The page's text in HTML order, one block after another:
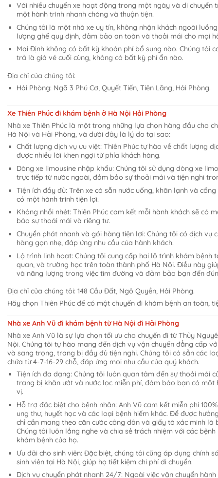
Với nhiều chuyến xe hoạt động trong một ngày và di chuyển
một hành trình nhanh chóng và thuận tiện.
Chúng tôi là một nhà xe uy tín, không nhận khách ngoài
lượng ghế quy định, đảm bảo an toàn và thoải mái cho mọi
Mai Định không có bất kỳ khoản phí bổ sung nào. Chúng tôi
trả là giá vé cuối cùng, không có bất kỳ phí ẩn nào.
Địa chỉ của chúng tôi:
Hải Phòng: Ngã 3 Phú Cơ, Quyết Tiến, Tiên Lãng, Hải Phòng.
Xe Thiên Phúc đi khám bệnh ở Hà Nội Hải Phòng
Nhà xe Thiên Phúc là một trong những lựa chọn hàng đầu cho
Hà Nội và Hải Phòng, và dưới đây là lý do tại sao:
Chất lượng dịch vụ ưu việt: Thiên Phúc tự hào về chất lượng
được nhiều lời khen ngợi từ phía khách hàng.
Dòng xe limousine nhập khẩu: Chúng tôi sử dụng dòng xe
trực tiếp từ nước ngoài, đảm bảo sự thoải mái và tiện nghi
Tiện ích đầy đủ: Trên xe có sẵn nước uống, khăn lạnh và
có một hành trình tiện lợi.
Không nhồi nhét: Thiên Phúc cam kết mỗi hành khách sẽ có
bảo sự thoải mái và riêng tư.
Chuyển phát nhanh và gói hàng tiện lợi: Chúng tôi có dịch vụ
hàng gọn nhẹ, đáp ứng nhu cầu của hành khách.
Lộ trình linh hoạt: Chúng tôi cung cấp hai lộ trình khám bệnh
quan, và trường học trên toàn thành phố Hà Nội. Điều này
và năng lượng trong việc tìm đường và đảm bảo bạn đến
Địa chỉ của chúng tôi: 148 Cầu Đất, Ngô Quyền, Hải Phòng.
Hãy chọn Thiên Phúc để có một chuyến đi khám bệnh an toàn,
Nhà xe Anh Vũ đi khám bệnh từ Hà Nội đi Hải Phòng
Nhà xe Anh Vũ là sự lựa chọn tối ưu cho chuyến đi từ Thủy
Nội. Chúng tôi tự hào mang đến dịch vụ vận chuyển đẳng cấp
và sang trọng, trang bị đầy đủ tiện nghi. Chúng tôi có sẵn các
chứa từ 4-7-16-29 chỗ, đáp ứng mọi nhu cầu của quý khách.
Tiện ích đa dạng: Chúng tôi luôn quan tâm đến sự thoải mái
trang bị khăn ướt và nước lọc miễn phí, đảm bảo bạn có một
vị.
Hỗ trợ đặc biệt cho bệnh nhân: Anh Vũ cam kết miễn phí
ung thư, huyết học và các loại bệnh hiếm khác. Để được
chỉ cần mang theo căn cước công dân và giấy tờ xác minh là
Chúng tôi luôn lắng nghe và chia sẻ trách nhiệm với các
khám bệnh của họ.
Ưu đãi cho sinh viên: Đặc biệt, chúng tôi cũng áp dụng chính
sinh viên tại Hà Nội, giúp họ tiết kiệm chi phí di chuyển.
Dịch vụ chuyển phát nhanh 24/7: Ngoài việc vận chuyển